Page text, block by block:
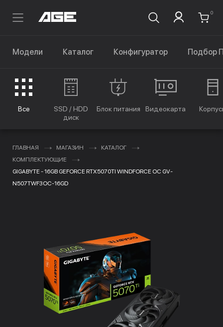
0
Модели Каталог Конфигуратор Подбор
Все
SSD / HDD
диск
Блок питания Видеокарта
ГЛАВНАЯ МАГАЗИН
КАТАЛОГ
КОМПЛЕКТУЮЩИЕ
GIGABYTE - 16GB GEFORCE RTX5070TI WINDFORCE OC GV-
N507TWF3OC-16GD